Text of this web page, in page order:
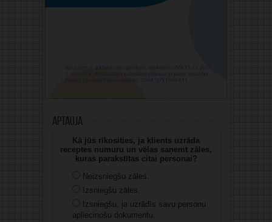
Aptauja
Kā jūs rīkosities, ja klients uzrāda
receptes numuru un vēlas saņemt zāles,
kuras parakstītas citai personai?
Neizsniegšu zāles.
Izsniegšu zāles.
Izsniegšu, ja uzrādīs savu personu
apliecinošu dokumentu.